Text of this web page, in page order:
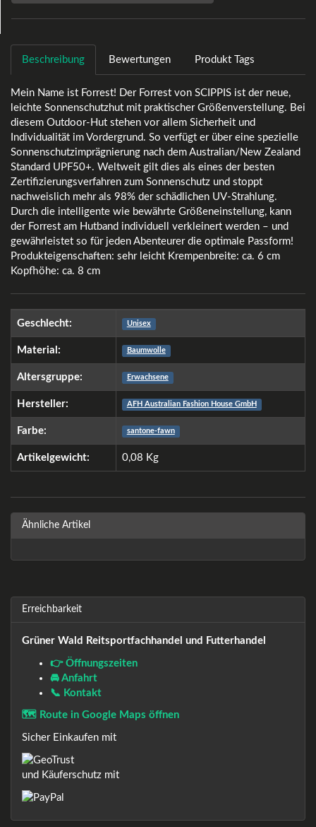
Beschreibung Bewertungen Produkt Tags
Mein Name ist Forrest! Der Forrest von SCIPPIS ist der neue,
leichte Sonnenschutzhut mit praktischer Größenverstellung. Bei
diesem Outdoor-Hut stehen vor allem Sicherheit und
Individualität im Vordergrund. So verfügt er über eine spezielle
Sonnenschutzimprägnierung nach dem Australian/New Zealand
Standard UPF50+. Weltweit gilt dies als eines der besten
Zertifizierungsverfahren zum Sonnenschutz und stoppt
nachweislich mehr als 98% der schädlichen UV-Strahlung.
Durch die intelligente wie bewährte Größeneinstellung, kann
der Forrest am Hutband individuell verkleinert werden – und
gewährleistet so für jeden Abenteurer die optimale Passform!
Produkteigenschaften: sehr leicht Krempenbreite: ca. 6 cm
Kopfhöhe: ca. 8 cm
Geschlecht: Unisex
Material: Baumwolle
Altersgruppe: Erwachsene
Hersteller: AFH Australian Fashion House GmbH
Farbe: santone-fawn
Artikelgewicht: 0,08 Kg
Ähnliche Artikel
Erreichbarkeit
Grüner Wald Reitsportfachhandel und Futterhandel
👉 Öffnungszeiten
🚘 Anfahrt
📞 Kontakt
🗺️ Route in Google Maps öffnen
Sicher Einkaufen mit
und Käuferschutz mit